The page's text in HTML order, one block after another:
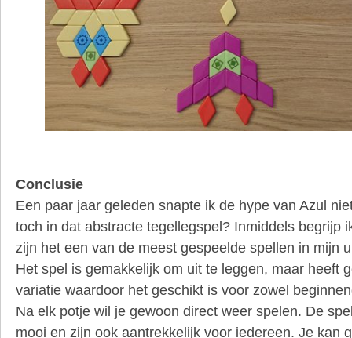
Conclusie
Een paar jaar geleden snapte ik de hype van Azul
toch in dat abstracte tegellegspel? Inmiddels begrijp
zijn het een van de meest gespeelde spellen in mijn
Het spel is gemakkelijk om uit te leggen, maar heeft
variatie waardoor het geschikt is voor zowel
Na elk potje wil je gewoon direct weer spelen. De
mooi en zijn ook aantrekkelijk voor iedereen. Je kan